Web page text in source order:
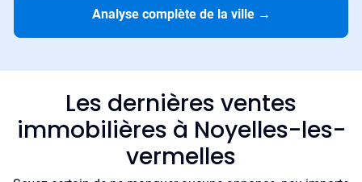
Analyse complète de la ville →
Les dernières ventes
immobilières à Noyelles-les-
vermelles